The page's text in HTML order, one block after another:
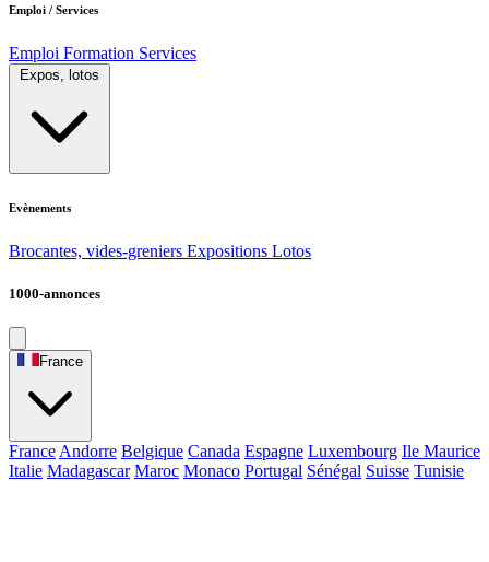
Emploi / Services
Emploi Formation Services
Expos, lotos
Evènements
Brocantes, vides-greniers Expositions Lotos
1000-annonces
France
France Andorre Belgique Canada Espagne Luxembourg Ile Maurice
Italie Madagascar Maroc Monaco Portugal Sénégal Suisse Tunisie